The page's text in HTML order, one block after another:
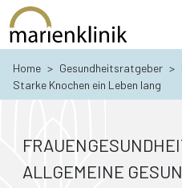
Zum Hauptinhalt springen
Home > Gesundheitsratgeber >
Starke Knochen ein Leben lang
ALLGEMEINE